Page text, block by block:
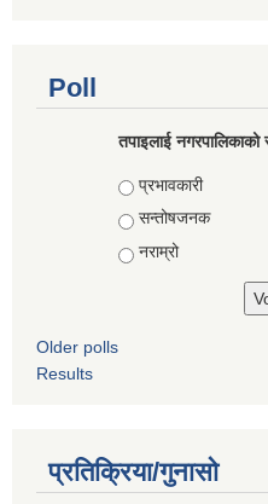
Poll
तपाइलाई नगरपालिकाको
Choices
प्रभावकारी
सन्तोषजनक
नराम्रो
Older polls
Results
प्रतिक्रिया/गुनासो